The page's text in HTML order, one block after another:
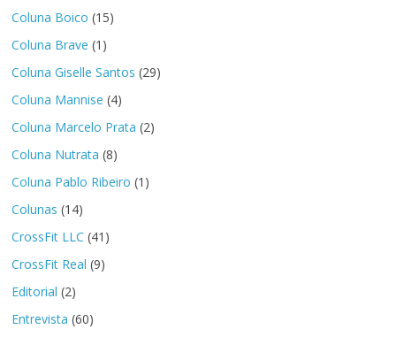
Coluna Boico (15)
Coluna Brave (1)
Coluna Giselle Santos (29)
Coluna Mannise (4)
Coluna Marcelo Prata (2)
Coluna Nutrata (8)
Coluna Pablo Ribeiro (1)
Colunas (14)
CrossFit LLC (41)
CrossFit Real (9)
Editorial (2)
Entrevista (60)